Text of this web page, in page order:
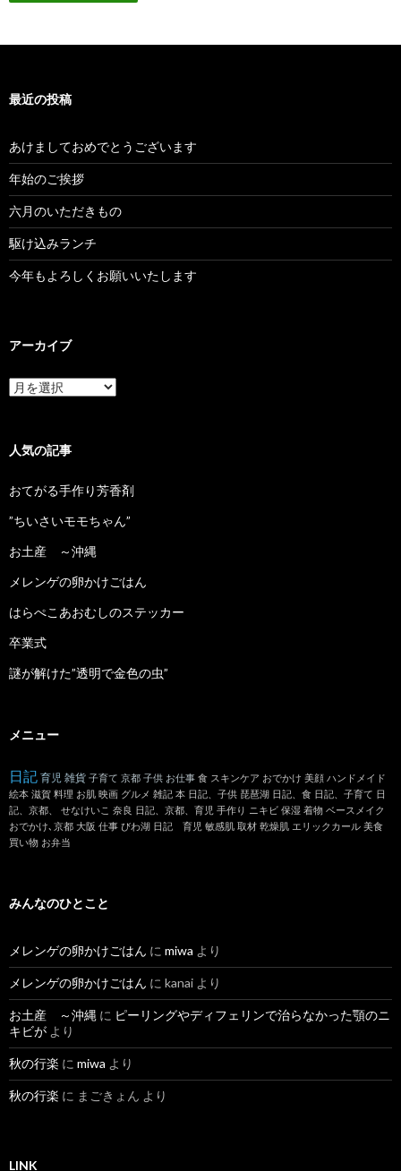
最近の投稿
あけましておめでとうございます
年始のご挨拶
六月のいただきもの
駆け込みランチ
今年もよろしくお願いいたします
アーカイブ
ア
ー
ブ
人気の記事
おてがる手作り芳香剤
”ちいさいモモちゃん”
お土産 ～沖縄
メレンゲの卵かけごはん
はらぺこあおむしのステッカー
卒業式
謎が解けた”透明で金色の虫”
メニュー
日記 育児 雑貨 子育て 京都 子供 お仕事 食 スキンケア おでかけ 美顔 ハンドメイド
絵本 滋賀 料理 お肌 映画 グルメ 雑記 本 日記、子供 琵琶湖 日記、食 日記、子育て 日
記、京都、
せなけいこ 奈良 日記、京都、育児 手作り ニキビ 保湿 着物 ベースメイク
おでかけ､京都 大阪 仕事 びわ湖 日記 育児 敏感肌 取材 乾燥肌 エリックカール 美食
買い物 お弁当
みんなのひとこと
メレンゲの卵かけごはん に miwa より
メレンゲの卵かけごはん に kanai より
お土産 ～沖縄 に ピーリングやディフェリンで治らなかった顎のニ
キビが より
秋の行楽 に miwa より
秋の行楽 に まごきょん より
LINK